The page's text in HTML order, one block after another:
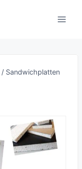
/ Sandwichplatten